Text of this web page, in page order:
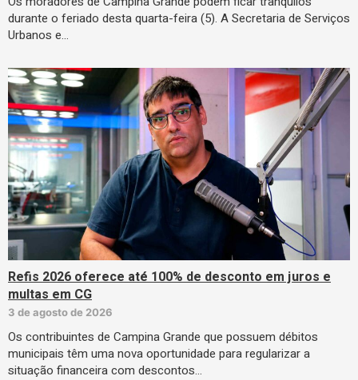
durante o feriado desta quarta-feira (5). A Secretaria de Serviços
Urbanos e…
Refis 2026 oferece até 100% de desconto em juros e
multas em CG
3 de agosto de 2026
Os contribuintes de Campina Grande que possuem débitos
municipais têm uma nova oportunidade para regularizar a
situação financeira com descontos…